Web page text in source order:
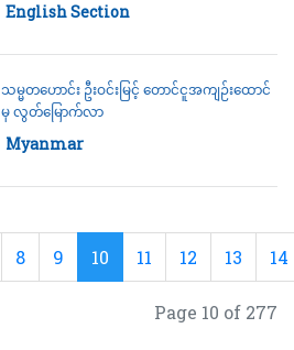
Category:
English Section
သမ္မတဟောင်း ဦးဝင်းမြင့် တောင်ငူအကျဉ်းထောင်
မှ လွတ်မြောက်လာ
Category:
Myanmar
8 9 10 11 12 13 14
Page 10 of 277